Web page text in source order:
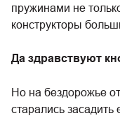
пружинами не
конструкторы
Да здравствуют
Но на бездорожье
старались